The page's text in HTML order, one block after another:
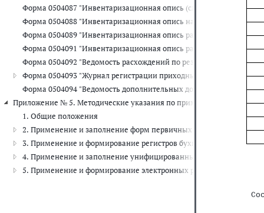
Форма 0504087 "Инвентаризационная опись (сличительная
Форма 0504088 "Инвентаризационная опись наличных денежных
Форма 0504089 "Инвентаризационная опись расчетов с
Форма 0504091 "Инвентаризационная опись расчетов по
Форма 0504092 "Ведомость расхождений по результатам
Форма 0504093 "Журнал регистрации приходных и расходных
Форма 0504094 "Ведомость дополнительных доходов
Приложение № 5. Методические указания по применению форм
1. Общие положения
2. Применение и заполнение форм первичных учетных
3. Применение и формирование регистров бухгалтерского учета
4. Применение и заполнение унифицированных форм
5. Применение и формирование электронных регистров